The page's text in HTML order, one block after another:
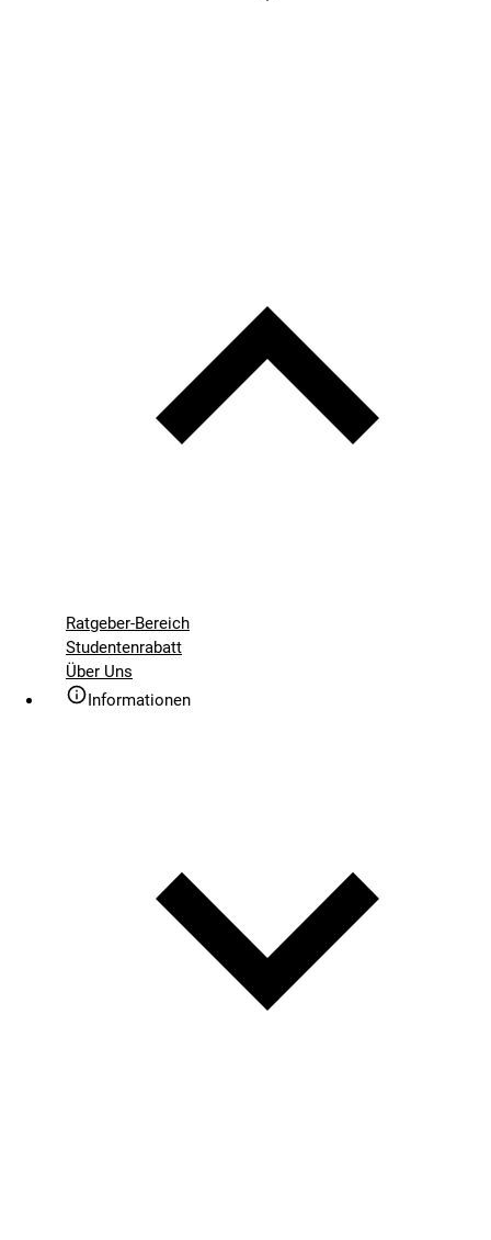
Ratgeber-Bereich
Studentenrabatt
Über Uns
Informationen